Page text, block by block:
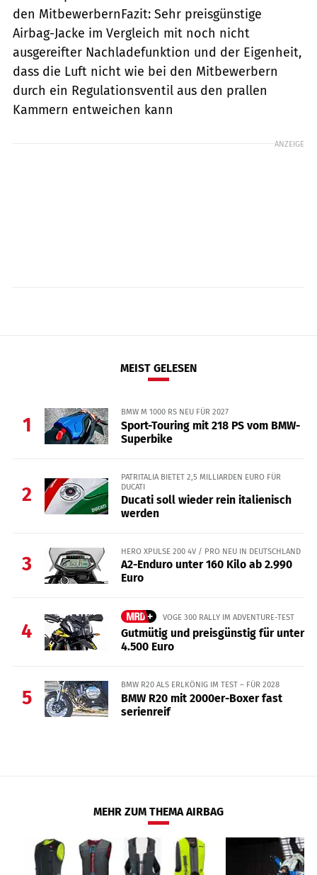
den MitbewerbernFazit: Sehr preisgünstige
Airbag-Jacke im Vergleich mit noch nicht
ausgereifter Nachladefunktion und der Eigenheit,
dass die Luft nicht wie bei den Mitbewerbern
durch ein Regulationsventil aus den prallen
Kammern entweichen kann
ANZEIGE
MEIST GELESEN
1
BMW M 1000 RS NEU FÜR 2027
Sport-Touring mit 218 PS vom BMW-
Superbike
2
PATRITALIA BIETET 2,5 MILLIARDEN EURO FÜR
DUCATI
Ducati soll wieder rein italienisch
werden
3
HERO XPULSE 200 4V / PRO NEU IN DEUTSCHLAND
A2-Enduro unter 160 Kilo ab 2.990
Euro
4
VOGE 300 RALLY IM ADVENTURE-TEST
Gutmütig und preisgünstig für unter
4.500 Euro
5
BMW R20 ALS ERLKÖNIG IM TEST – FÜR 2028
BMW R20 mit 2000er-Boxer fast
serienreif
MEHR ZUM THEMA AIRBAG